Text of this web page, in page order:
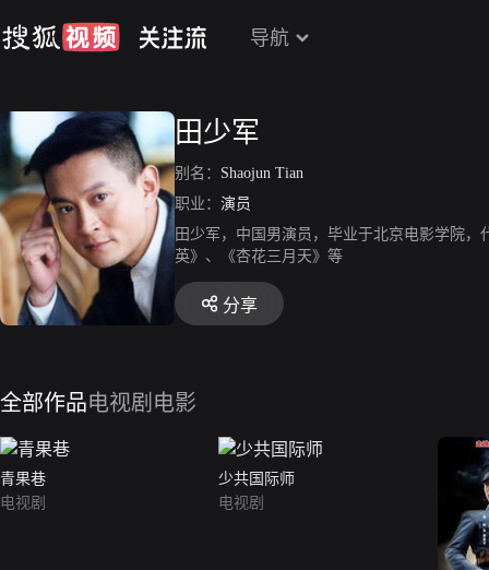
导航
田少军
别名： Shaojun Tian
职业： 演员
田少军，中国男演员，毕业于北京电影学院
英》、《杏花三月天》等
分享
全部作品电视剧 电影
青果巷
电视剧
少共国际师
电视剧